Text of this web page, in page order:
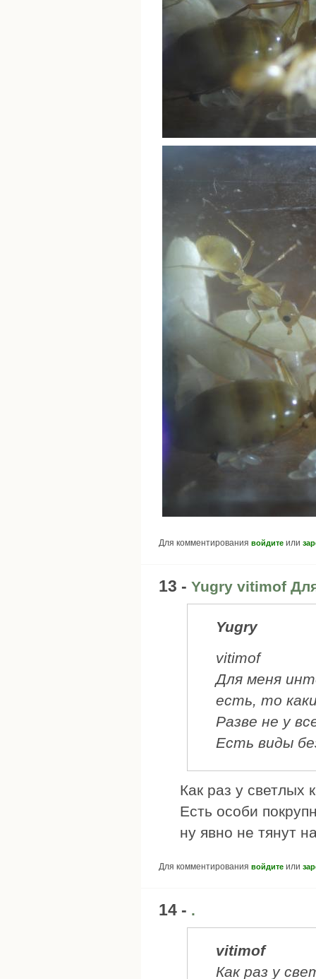
Для комментирования войдите или
13 - Yugry vitimof
Yugry
vitimof
Для меня
есть, то
Разве не у
Есть виды
Как раз у светлых
Есть особи
ну явно не тянут
Для комментирования войдите или
14 - .
vitimof
Как раз у